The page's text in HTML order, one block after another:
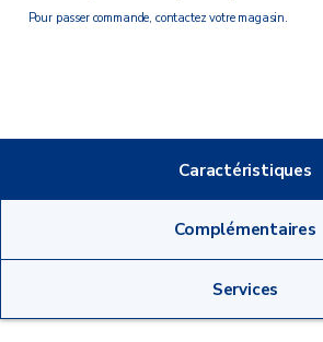
Pour passer commande, contactez votre magasin.
Caractéristiques
Complémentaires
Services